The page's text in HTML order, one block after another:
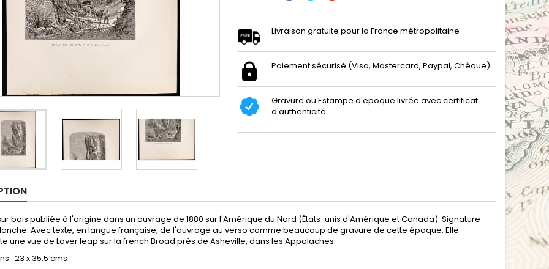
Livraison gratuite pour la France métropolitaine
Paiement sécurisé (Visa, Mastercard, Paypal, Chèque)
Gravure ou Estampe d'époque livrée avec certificat
d'authenticité.
bois publiée à l'origine dans un ouvrage de 1880 sur l'Amérique du Nord (États-unis d'Amérique et Canada). Signature
Avec texte, en langue française, de l'ouvrage au verso comme beaucoup de gravure de cette époque. Elle
une vue de Lover leap sur la french Broad près de Asheville, dans les Appalaches.
: 23 x 35.5 cms